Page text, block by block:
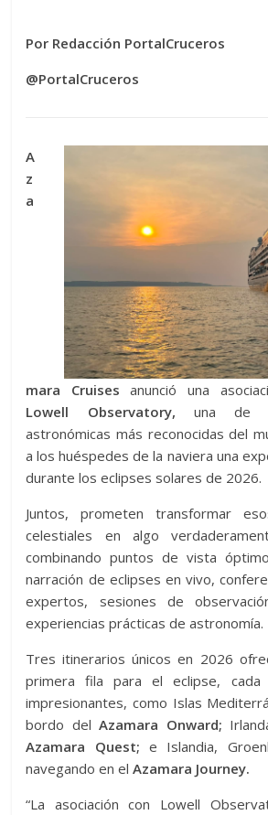
Por Redacción PortalCruceros
@PortalCruceros
A
z
a
mara Cruises anunció una
Lowell Observatory, una de
astronómicas más reconocidas del
a los huéspedes de la naviera una
durante los eclipses solares de 2026.
Juntos, prometen transformar
celestiales en algo
combinando puntos de vista
narración de eclipses en vivo,
expertos, sesiones de
experiencias prácticas de astronomía.
Tres itinerarios únicos en 2026
primera fila para el eclipse,
impresionantes, como Islas
bordo del Azamara Onward;
Azamara Quest; e Islandia,
navegando en elAzamara Journey.
“La asociación con Lowell